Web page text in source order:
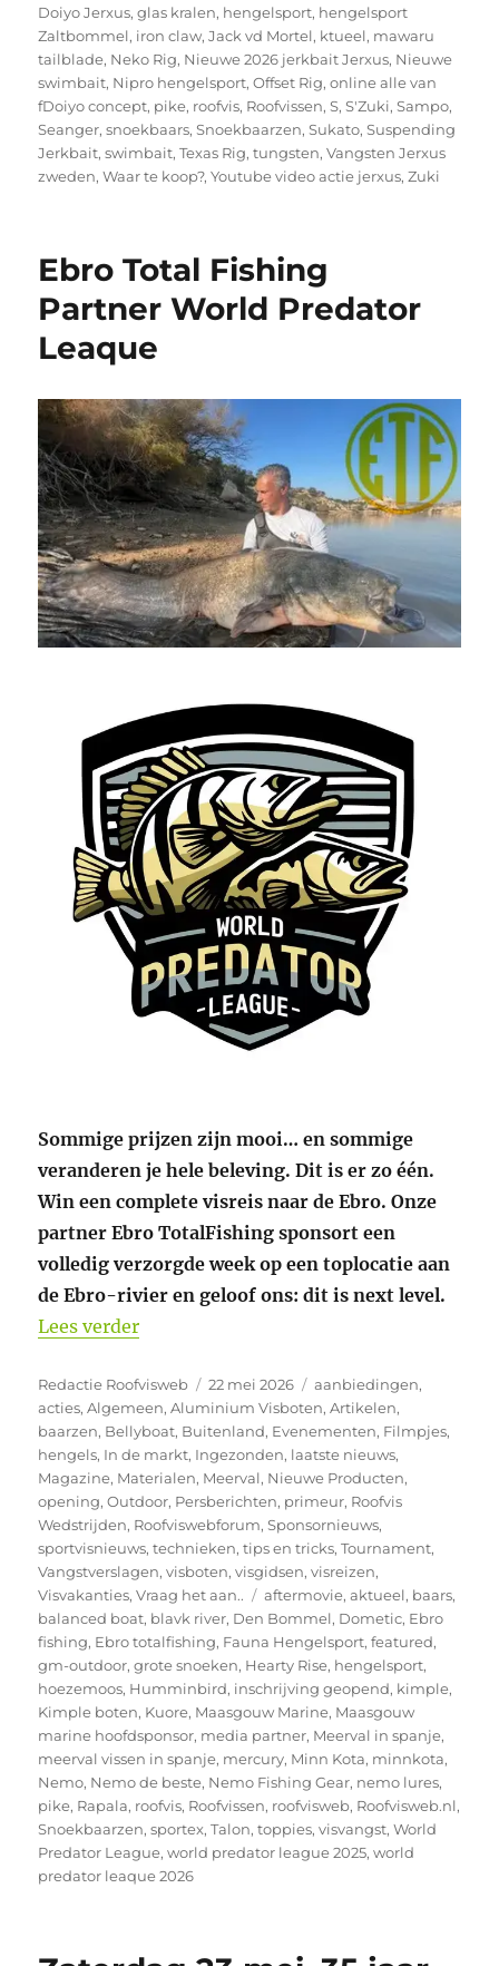
Doiyo Jerxus,glas kralen, hengelsport, hengelsport
Zaltbommel, iron claw,Jack vd Mortel, ktueel, mawaru
tailblade, Neko Rig, Nieuwe 2026 jerkbait Jerxus, Nieuwe
swimbait, Nipro hengelsport,Offset Rig,online alle van
fDoiyo concept, pike, roofvis, Roofvissen,S,S'Zuki,Sampo,
Seanger,snoekbaars,Snoekbaarzen,Sukato,Suspending
Jerkbait,swimbait,Texas Rig,tungsten,Vangsten Jerxus
zweden,Waar te koop?,Youtube video actie jerxus,Zuki
Ebro Total Fishing
Partner World Predator
Leaque
Sommige prijzen zijn mooi… en sommige
veranderen je hele beleving. Dit is er zo één.
Win een complete visreis naar de Ebro. Onze
partner Ebro TotalFishing sponsort een
volledig verzorgde week op een toplocatie aan
de Ebro-rivier en geloof ons: dit is next level.
Lees verder“Ebro Total Fishing Partner World
Auteur
Redactie Roofvisweb
Geplaatst
op
22 mei 2026 Categorieën
aanbiedingen,
acties,Algemeen,Aluminium Visboten,Artikelen,
baarzen, Bellyboat, Buitenland, Evenementen, Filmpjes,
hengels, In de markt, Ingezonden, laatste nieuws,
Magazine, Materialen, Meerval, Nieuwe Producten,
opening,Outdoor, Persberichten, primeur, Roofvis
Wedstrijden, Roofviswebforum,Sponsornieuws,
sportvisnieuws,technieken,tips en tricks,Tournament,
Vangstverslagen,visboten,visgidsen,visreizen,
Visvakanties,Vraag het aan.. Tags
aftermovie,aktueel, baars,
balanced boat, blavk river, Den Bommel, Dometic, Ebro
fishing, Ebro totalfishing, Fauna Hengelsport,featured,
gm-outdoor,grote snoeken, Hearty Rise, hengelsport,
hoezemoos, Humminbird, inschrijving geopend, kimple,
Kimple boten, Kuore, Maasgouw Marine, Maasgouw
marine hoofdsponsor, media partner, Meerval in spanje,
meerval vissen in spanje, mercury, Minn Kota, minnkota,
Nemo, Nemo de beste, Nemo Fishing Gear, nemo lures,
pike, Rapala, roofvis, Roofvissen, roofvisweb, Roofvisweb.nl,
Snoekbaarzen,sportex,Talon,toppies,visvangst,World
Predator League,world predator league 2025,world
predator leaque 2026